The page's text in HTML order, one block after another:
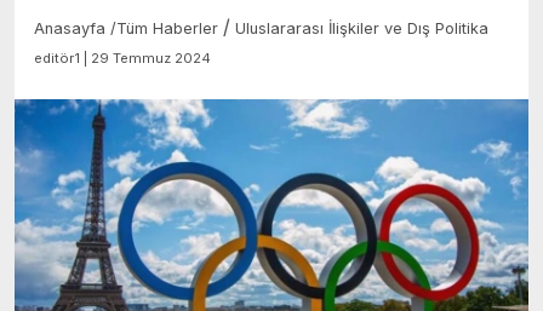
Anasayfa /Tüm Haberler / Uluslararası İlişkiler ve Dış Politika
editör1 | 29 Temmuz 2024